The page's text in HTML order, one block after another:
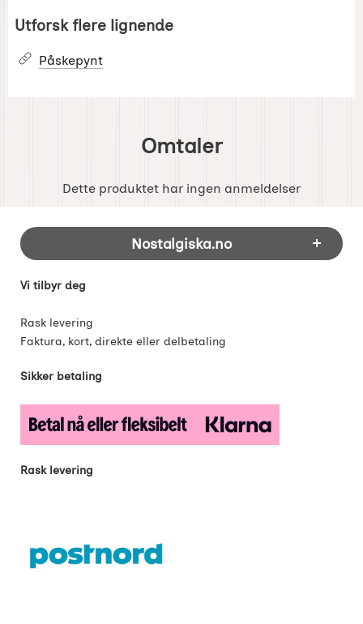
Utforsk flere lignende
Påskepynt
Omtaler
Dette produktet har ingen anmeldelser
Footer-innhold Blandet informasjon og
Nostalgiska.no
Vi tilbyr deg
Rask levering
Faktura, kort, direkte eller delbetaling
Sikker betaling
Rask levering